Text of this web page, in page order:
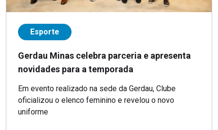
Esporte
Gerdau Minas celebra parceria e apresenta
novidades para a temporada
Em evento realizado na sede da Gerdau, Clube
oficializou o elenco feminino e revelou o novo
uniforme